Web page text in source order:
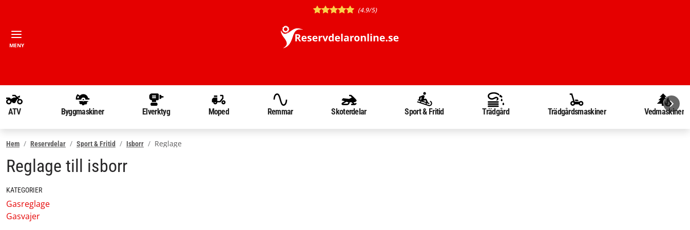
(4.9/5)
MENY
ATV Byggmaskiner Elverktyg Moped Remmar Skoterdelar Sport & Fritid Trädgård Trädgårdsmaskiner Vedmaskiner
Hem Reservdelar Sport & Fritid Isborr Reglage
Reglage till isborr
KATEGORIER
Gasreglage
Gasvajer